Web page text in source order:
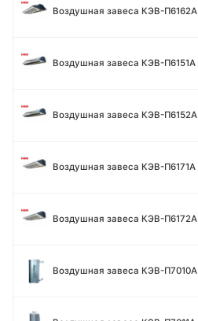
Воздушная завеса КЭВ-П6162А
Воздушная завеса КЭВ-П6151А
Воздушная завеса КЭВ-П6152А
Воздушная завеса КЭВ-П6171А
Воздушная завеса КЭВ-П6172А
Воздушная завеса КЭВ-П7010A